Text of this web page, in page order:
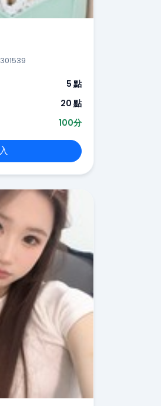
5 點
20 點
100分